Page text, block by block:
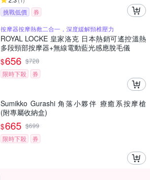
挑戰低價 券
按摩器按摩熱敷二合一，深度緩解頸椎壓力
ROYAL LOCKE 皇家洛克 日本熱銷可遙控溫熱
多段頸部按摩器+無線電動藍光感應脫毛儀
$656 $728
限時下殺
券
Sumikko Gurashi 角落小夥伴 療癒系按摩槍
(附專屬收納盒)
$665 $699
限時下殺
券